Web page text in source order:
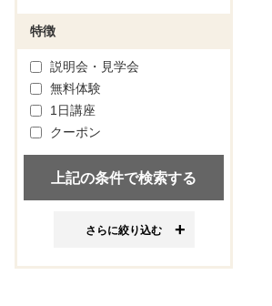
特徴
説明会・見学会
無料体験
1日講座
クーポン
さらに絞り込む